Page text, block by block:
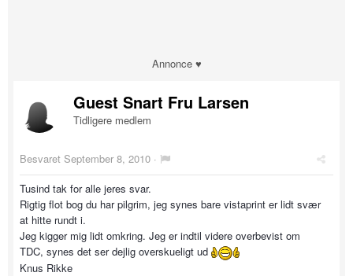
Annonce ♥
Guest Snart Fru Larsen
Tidligere medlem
Besvaret September 8, 2010 ·
Tusind tak for alle jeres svar.
Rigtig flot bog du har pilgrim, jeg synes bare vistaprint er lidt svær
at hitte rundt i.
Jeg kigger mig lidt omkring. Jeg er indtil videre overbevist om
TDC, synes det ser dejlig overskueligt ud
Knus Rikke